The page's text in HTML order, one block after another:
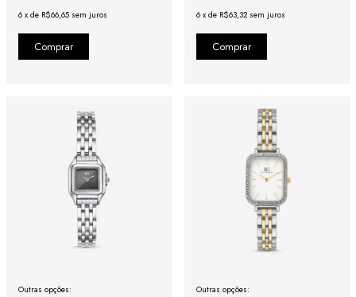
6 x de R$66,65 sem juros 6 x de R$63,32 sem juros
Outras opções: Outras opções: